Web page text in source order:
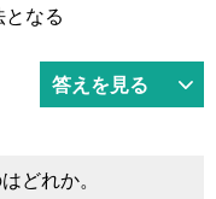
なる
答えを見る
どれか。